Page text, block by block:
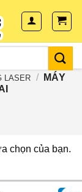
LASER /
MÁY
chọn của bạn.